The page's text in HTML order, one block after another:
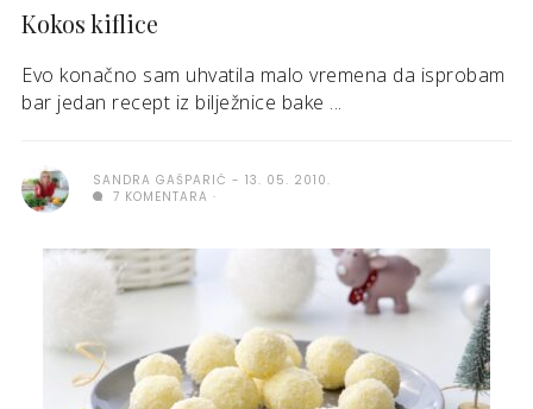
Kokos kiflice
Evo konačno sam uhvatila malo vremena da isprobam
bar jedan recept iz bilježnice bake ...
SANDRA GAŠPARIĆ
13. 05. 2010.
7 KOMENTARA